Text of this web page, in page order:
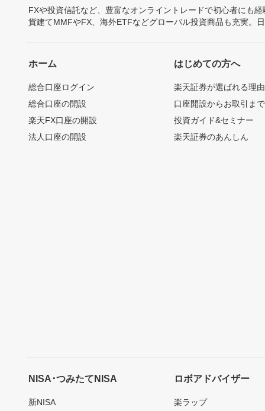
FXや投資信託など、豊富なオンライントレードで初心者にも
貨建てMMFやFX、海外ETFなどグローバル投資商品も充実。
ホーム
総合口座ログイン
総合口座の開設
楽天FX口座の開設
法人口座の開設
はじめての方へ
楽天証券が選ばれる理由
口座開設からお取引ま
投資ガイド&セミナー
楽天証券のあんしん
NISA･つみたてNISA
新NISA
ロボアドバイザー
楽ラップ